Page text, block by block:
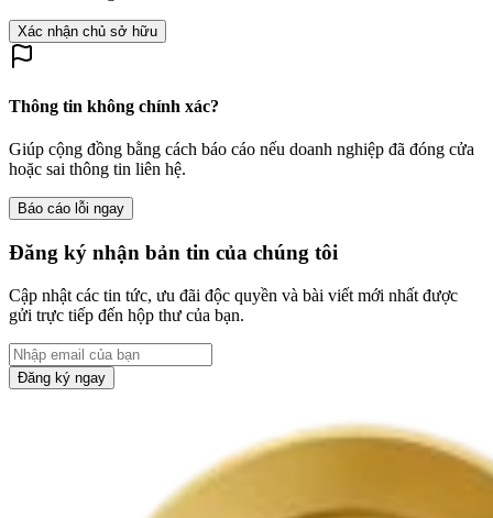
Xác nhận chủ sở hữu
Thông tin không chính xác?
Giúp cộng đồng bằng cách báo cáo nếu doanh nghiệp đã đóng cửa
hoặc sai thông tin liên hệ.
Báo cáo lỗi ngay
Đăng ký nhận bản tin của chúng tôi
Cập nhật các tin tức, ưu đãi độc quyền và bài viết mới nhất được
gửi trực tiếp đến hộp thư của bạn.
Đăng ký ngay